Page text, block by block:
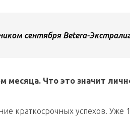
сентября Betera-
месяца. Что это значит
краткосрочных успехов. Уже